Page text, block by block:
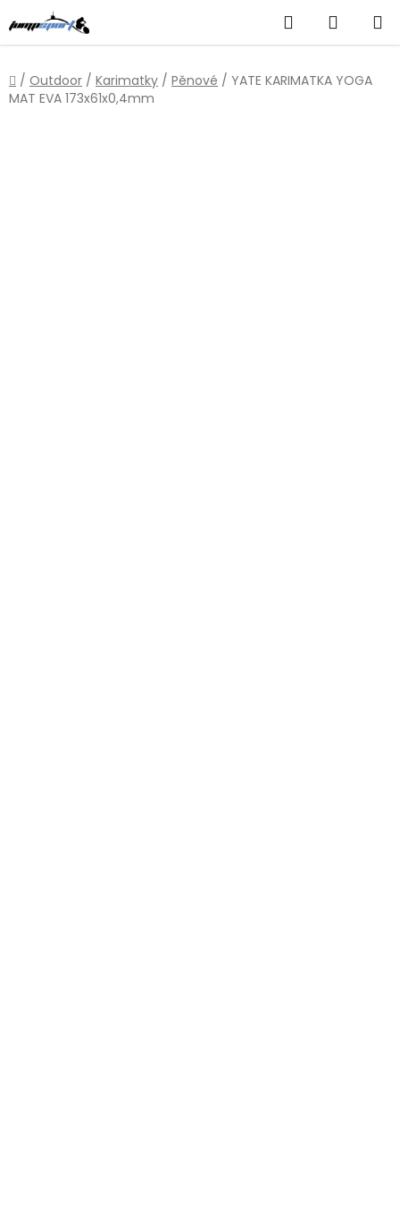
na
obsah
Hledat
KOŠÍK
Domů
/ Outdoor / Karimatky / Pěnové / YATE KARIMATKA YOGA
MAT EVA 173x61x0,4mm